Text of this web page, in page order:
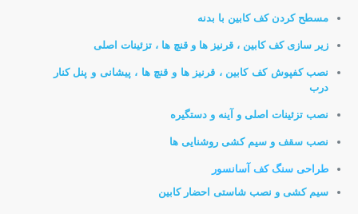
مسطح کردن کف کابین با بدنه
زیر سازی کف کابین ، قرنیز ها و قنچ ها ، تزئینات اصلی
نصب کفپوش کف کابین ، قرنیز ها و قنچ ها ، پیشانی و پنل کنار
درب
نصب تزئینات اصلی و آینه و دستگیره
نصب سقف و سیم کشی روشنایی ها
طراحیسنگ کف آسانسور
سیم کشی و نصب شاستی احضار کابین